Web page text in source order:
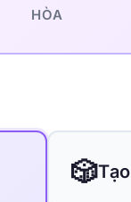
HÒA
🎲